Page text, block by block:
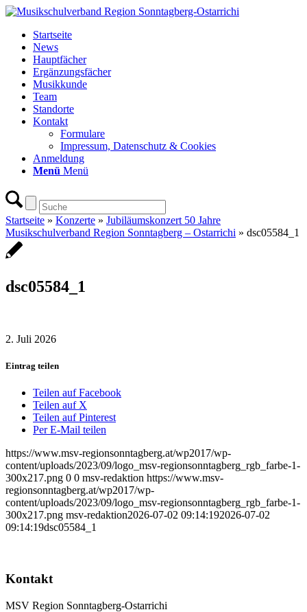
Startseite
News
Hauptfächer
Ergänzungsfächer
Musikkunde
Team
Standorte
Kontakt
Formulare
Impressum, Datenschutz & Cookies
Anmeldung
Menü Menü
Startseite » Konzerte » Jubiläumskonzert 50 Jahre
Musikschulverband Region Sonntagberg – Ostarrichi » dsc05584_1
dsc05584_1
2. Juli 2026
Eintrag teilen
Teilen auf Facebook
Teilen auf X
Teilen auf Pinterest
Per E-Mail teilen
https://www.msv-regionsonntagberg.at/wp2017/wp-
content/uploads/2023/09/logo_msv-regionsonntagberg_rgb_farbe-1-
300x217.png 0 0 msv-redaktion https://www.msv-
regionsonntagberg.at/wp2017/wp-
content/uploads/2023/09/logo_msv-regionsonntagberg_rgb_farbe-1-
300x217.png msv-redaktion2026-07-02 09:14:192026-07-02
09:14:19dsc05584_1
Kontakt
MSV Region Sonntagberg-Ostarrichi